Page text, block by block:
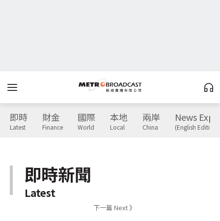
即時
Latest
財金
Finance
國際
World
本地
Local
兩岸
China
News
(English Edition)
即時新聞
Latest
下一篇 Next 》